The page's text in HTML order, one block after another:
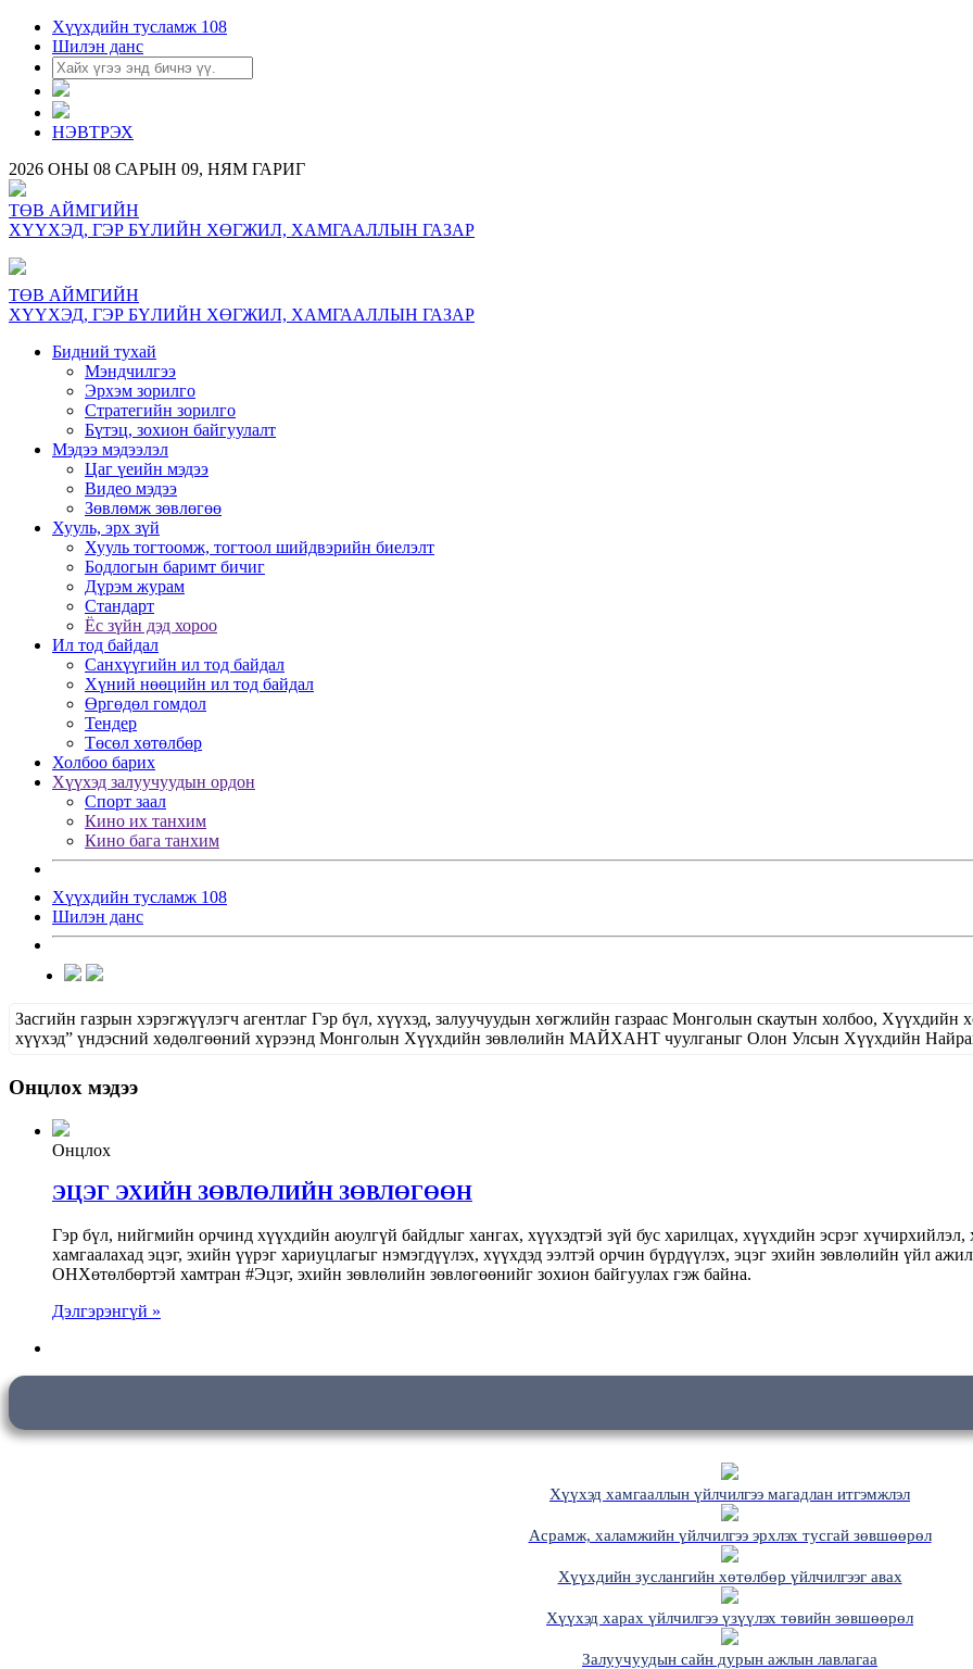
Хүүхдийн тусламж 108
Шилэн данс
НЭВТРЭХ
2026 ОНЫ 08 САРЫН 09, НЯМ ГАРИГ
ТӨВ АЙМГИЙН
ХҮҮХЭД, ГЭР БҮЛИЙН ХӨГЖИЛ, ХАМГААЛЛЫН ГАЗАР
ТӨВ АЙМГИЙН
ХҮҮХЭД, ГЭР БҮЛИЙН ХӨГЖИЛ, ХАМГААЛЛЫН ГАЗАР
Бидний тухай
Мэндчилгээ
Эрхэм зорилго
Стратегийн зорилго
Бүтэц, зохион байгуулалт
Мэдээ мэдээлэл
Цаг үеийн мэдээ
Видео мэдээ
Зөвлөмж зөвлөгөө
Хууль, эрх зүй
Хууль тогтоомж, тогтоол шийдвэрийн биелэлт
Бодлогын баримт бичиг
Дүрэм журам
Стандарт
Ёс зүйн дэд хороо
Ил тод байдал
Санхүүгийн ил тод байдал
Хүний нөөцийн ил тод байдал
Өргөдөл гомдол
Тендер
Төсөл хөтөлбөр
Холбоо барих
Хүүхэд залуучуудын ордон
Спорт заал
Кино их танхим
Кино бага танхим
Хүүхдийн тусламж 108
Шилэн данс
Засгийн газрын хэрэгжүүлэгч агентлаг Гэр бүл, хүүхэд, залуучуудын хөгжлийн газраас Монголын скаутын холбоо,
хүүхэд” үндэсний хөдөлгөөний хүрээнд Монголын Хүүхдийн зөвлөлийн МАЙХАНТ чуулганыг Олон Улсын Хүүхдийн
Онцлох мэдээ
Онцлох
ЭЦЭГ ЭХИЙН ЗӨВЛӨЛИЙН ЗӨВЛӨГӨӨН
Гэр бүл, нийгмийн орчинд хүүхдийн аюулгүй байдлыг хангах, хүүхэдтэй зүй бус харилцах, хүүхдийн эсрэг хүчирхийлэл,
хамгаалахад эцэг, эхийн үүрэг хариуцлагыг нэмэгдүүлэх, хүүхдэд ээлтэй орчин бүрдүүлэх, эцэг эхийн зөвлөлийн үйл
ОНХөтөлбөртэй хамтран #Эцэг, эхийн зөвлөлийн зөвлөгөөнийг зохион байгуулах гэж байна.
Дэлгэрэнгүй »
Хүүхэд хамгааллын үйлчилгээ магадлан итгэмжлэл
Асрамж, халамжийн үйлчилгээ эрхлэх тусгай зөвшөөрөл
Хүүхдийн зуслангийн хөтөлбөр үйлчилгээг авах
Хүүхэд харах үйлчилгээ үзүүлэх төвийн зөвшөөрөл
Залуучуудын сайн дурын ажлын лавлагаа